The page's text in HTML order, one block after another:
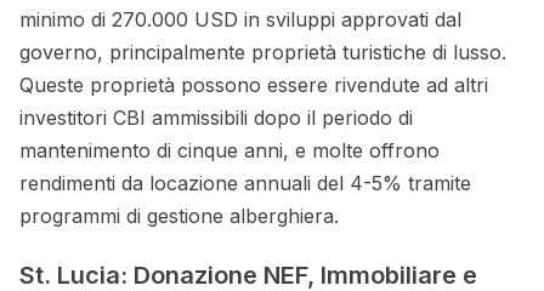
minimo di 270.000 USD in sviluppi approvati dal
governo, principalmente proprietà turistiche di lusso.
Queste proprietà possono essere rivendute ad altri
investitori CBI ammissibili dopo il periodo di
mantenimento di cinque anni, e molte offrono
rendimenti da locazione annuali del 4-5% tramite
programmi di gestione alberghiera.
St. Lucia: Donazione NEF, Immobiliare e